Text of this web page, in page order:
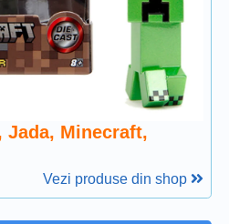
Jada, Minecraft,
Vezi produse din shop